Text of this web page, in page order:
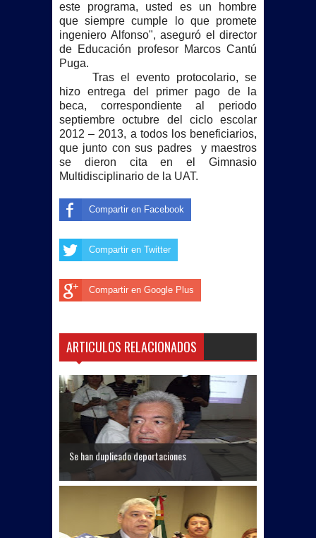
este programa, usted es un hombre
que siempre cumple lo que promete
ingeniero Alfonso", aseguró el director
de Educación profesor Marcos Cantú
Puga.
Tras el evento protocolario, se
hizo entrega del primer pago de la
beca, correspondiente al periodo
septiembre octubre del ciclo escolar
2012 – 2013, a todos los beneficiarios,
que junto con sus padres y maestros
se dieron cita en el Gimnasio
Multidisciplinario de la UAT.
Compartir en Facebook
Compartir en Twitter
Compartir en Google Plus
ARTICULOS RELACIONADOS
Se han duplicado deportaciones